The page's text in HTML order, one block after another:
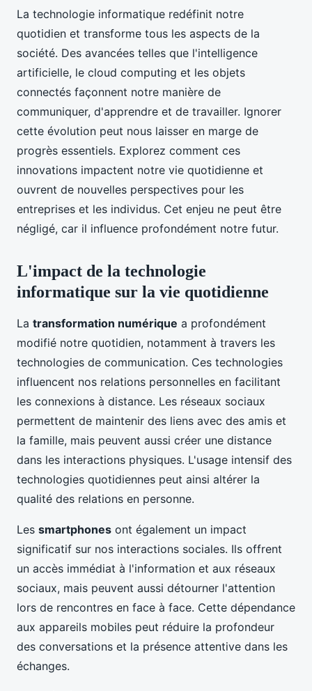
La technologie informatique redéfinit notre
quotidien et transforme tous les aspects de la
société. Des avancées telles que l'intelligence
artificielle, le cloud computing et les objets
connectés façonnent notre manière de
communiquer, d'apprendre et de travailler. Ignorer
cette évolution peut nous laisser en marge de
progrès essentiels. Explorez comment ces
innovations impactent notre vie quotidienne et
ouvrent de nouvelles perspectives pour les
entreprises et les individus. Cet enjeu ne peut être
négligé, car il influence profondément notre futur.
L'impact de la technologie
informatique sur la vie quotidienne
La transformation numérique a profondément
modifié notre quotidien, notamment à travers les
technologies de communication. Ces technologies
influencent nos relations personnelles en facilitant
les connexions à distance. Les réseaux sociaux
permettent de maintenir des liens avec des amis et
la famille, mais peuvent aussi créer une distance
dans les interactions physiques. L'usage intensif des
technologies quotidiennes peut ainsi altérer la
qualité des relations en personne.
Les smartphones ont également un impact
significatif sur nos interactions sociales. Ils offrent
un accès immédiat à l'information et aux réseaux
sociaux, mais peuvent aussi détourner l'attention
lors de rencontres en face à face. Cette dépendance
aux appareils mobiles peut réduire la profondeur
des conversations et la présence attentive dans les
échanges.